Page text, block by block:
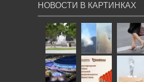
НОВОСТИ В КАРТИНКАХ